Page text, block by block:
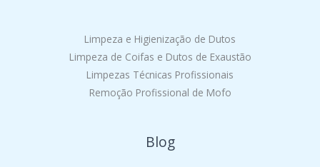
Limpeza e Higienização de Dutos
Limpeza de Coifas e Dutos de Exaustão
Limpezas Técnicas Profissionais
Remoção Profissional de Mofo
Blog